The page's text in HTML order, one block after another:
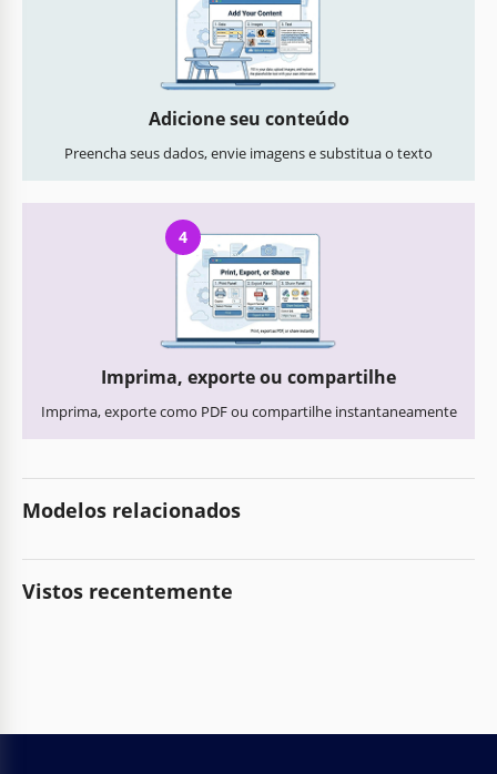
Adicione seu conteúdo
Preencha seus dados, envie imagens e substitua o texto
4
Imprima, exporte ou compartilhe
Imprima, exporte como PDF ou compartilhe instantaneamente
Modelos relacionados
Vistos recentemente